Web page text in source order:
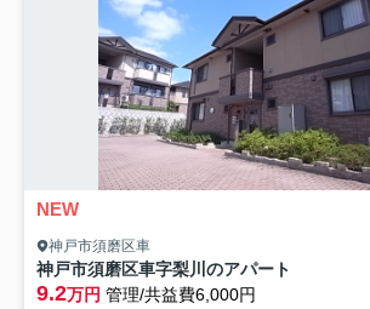
NEW
神戸市須磨区車
神戸市須磨区車字梨川のアパート
9.2万円 管理/共益費6,000円